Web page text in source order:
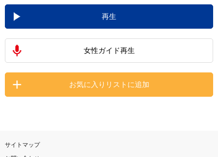
DAMの新曲・ランキングなど
カラオケ最新情報をチェック！
家族や友達と一緒に！練習にも！
再生
女性ガイド再生
お気に入りリストに追加
サイトマップ